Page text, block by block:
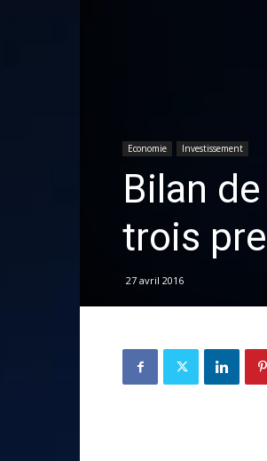
Economie Investissement
Bilan
trois
27 avril 2016